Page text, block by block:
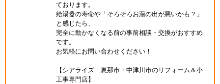
ております。
給湯器の寿命や「そろそろお湯の出が悪いかも？」
と感じたら、
完全に動かなくなる前の事前相談・交換がおすすめ
です。
お気軽にお問い合わせください！
【シアライズ 恵那市・中津川市のリフォーム＆小
工事専門店】